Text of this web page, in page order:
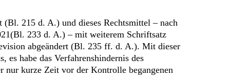
215 d. A.) und dieses Rechtsmittel – nach
233 d. A.) – mit weiterem Schriftsatz
abgeändert (Bl. 235 ff. d. A.). Mit dieser
es habe das Verfahrenshindernis des
kurze Zeit vor der Kontrolle begangenen